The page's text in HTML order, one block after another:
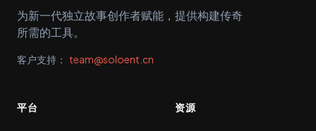
为新一代独立故事创作者赋能，提供构建传奇
所需的工具。
客户支持： team@soloent.cn
平台 资源